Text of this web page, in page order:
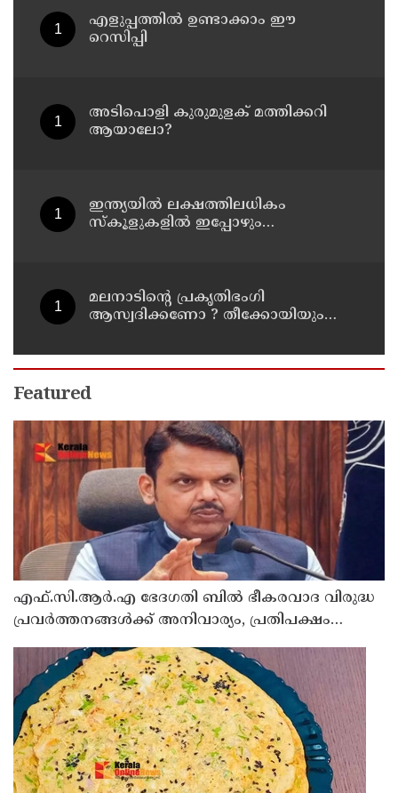
എളുപ്പത്തിൽ ഉണ്ടാക്കാം ഈ
റെസിപ്പി
അടിപൊളി കുരുമുളക് മത്തിക്കറി
ആയാലോ?
ഇന്ത്യയില്‍ ലക്ഷത്തിലധികം
സ്‌കൂളുകളില്‍ ഇപ്പോഴും
ഇങ്ങനെ
മലനാടിന്റെ പ്രകൃതിഭംഗി
ആസ്വദിക്കണോ ? തീക്കോയിയും
Featured
എഫ്.സി.ആർ.എ ഭേദഗതി ബിൽ ഭീകരവാദ വിരുദ്ധ
പ്രവർത്തനങ്ങൾക്ക് അനിവാര്യം, പ്രതിപക്ഷം
എതിരല്ല : ദേവേന്ദ്ര ഫഡ്നാവിസ്